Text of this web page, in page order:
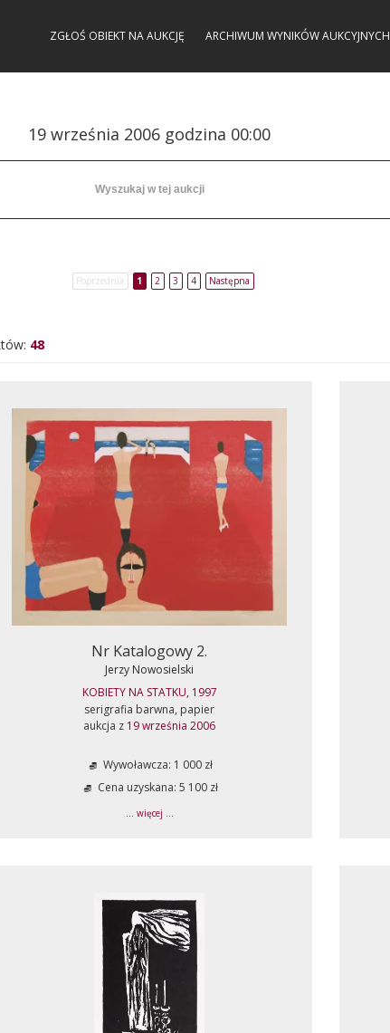
ZGŁOŚ OBIEKT NA AUKCJĘ ARCHIWUM WYNIKÓW AUKCYJNYCH
19 września 2006 godzina 00:00
Poprzednia 1 2 3 4 Następna
48
Nr Katalogowy 2.
Jerzy Nowosielski
KOBIETY NA STATKU, 1997
serigrafia barwna, papier
aukcja z 19 września 2006
Wywoławcza: 1 000 zł
Cena uzyskana: 5 100 zł
... więcej ...